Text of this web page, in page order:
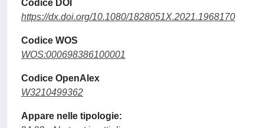
Codice DOI
https://dx.doi.org/10.1080/1828051X.2021.1968170
Codice WOS
WOS:000698386100001
Codice OpenAlex
W3210499362
Appare nelle tipologie: